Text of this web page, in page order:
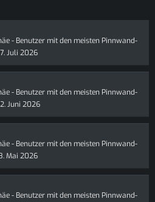
- Benutzer mit den meisten Pinnwand-
Juli 2026
- Benutzer mit den meisten Pinnwand-
Juni 2026
- Benutzer mit den meisten Pinnwand-
Mai 2026
- Benutzer mit den meisten Pinnwand-